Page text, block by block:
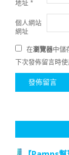
地址 *
個人網站
網址
在瀏覽器中儲
下次發佈留言時使